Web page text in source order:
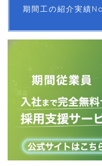
期間工の紹介実績